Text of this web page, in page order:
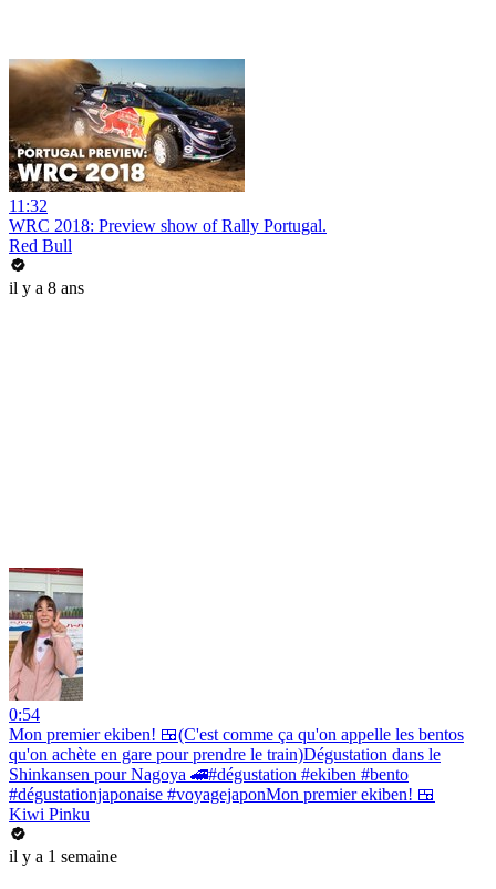
11:32
WRC 2018: Preview show of Rally Portugal.
Red Bull
il y a 8 ans
0:54
Mon premier ekiben! 🍱(C'est comme ça qu'on appelle les bentos
qu'on achète en gare pour prendre le train)Dégustation dans le
Shinkansen pour Nagoya 🚄#dégustation #ekiben #bento
#dégustationjaponaise #voyagejaponMon premier ekiben! 🍱
Kiwi Pinku
il y a 1 semaine